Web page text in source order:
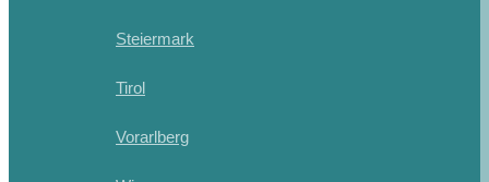
Steiermark
Tirol
Vorarlberg